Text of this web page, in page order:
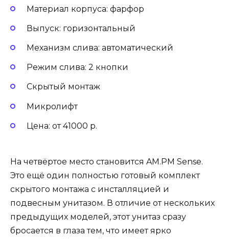
Материал корпуса: фарфор
Выпуск: горизонтальный
Механизм слива: автоматический
Режим слива: 2 кнопки
Скрытый монтаж
Микролифт
Цена: от 41000 р.
На четвёртое место становится AM.PM Sense.
Это ещё один полностью готовый комплект
скрытого монтажа с инсталляцией и
подвесным унитазом. В отличие от нескольких
предыдущих моделей, этот унитаз сразу
бросается в глаза тем, что имеет ярко